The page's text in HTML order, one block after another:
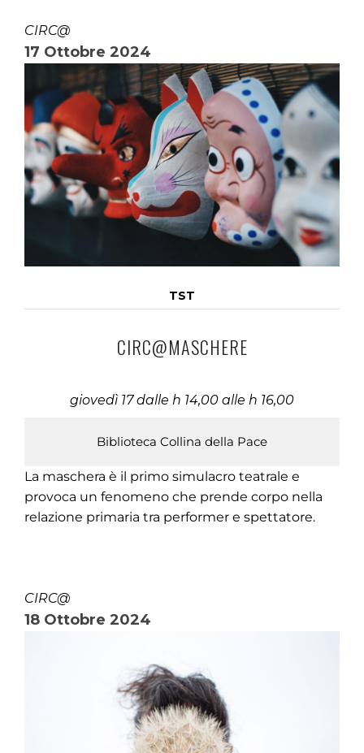
CIRC@
17 Ottobre 2024
TST
CIRC@MASCHERE
giovedì 17 dalle h 14,00 alle h 16,00
Biblioteca Collina della Pace
La maschera è il primo simulacro teatrale e
provoca un fenomeno che prende corpo nella
relazione primaria tra performer e spettatore.
CIRC@
18 Ottobre 2024